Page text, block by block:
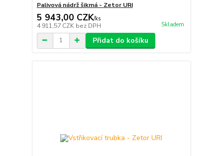
Palivová nádrž šikmá - Zetor URI
5 943,00 CZK/ks
4 911,57 CZK bez DPH Skladem
Přidat do košíku